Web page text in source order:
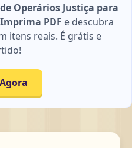
Operários Justiça para
PDF e descubra
itens reais. É grátis e